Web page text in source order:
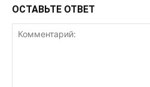
ОСТАВЬТЕ ОТВЕТ